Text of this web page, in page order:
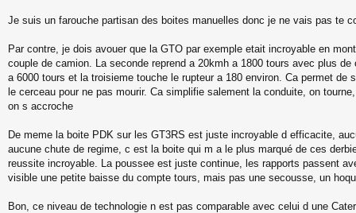
s
g
e
Je suis un farouche partisan des boites manuelles donc je ne vais pas te
Par contre, je dois avouer que la GTO par exemple etait incroyable en
couple de camion. La seconde reprend a 20kmh a 1800 tours avec plus de
a 6000 tours et la troisieme touche le rupteur a 180 environ. Ca permet de
le cerceau pour ne pas mourir. Ca simplifie salement la conduite, on
on s accroche
De meme la boite PDK sur les GT3RS est juste incroyable d efficacite,
aucune chute de regime, c est la boite qui m a le plus marqué de ces
reussite incroyable. La poussee est juste continue, les rapports passent
visible une petite baisse du compte tours, mais pas une secousse, un
Bon, ce niveau de technologie n est pas comparable avec celui d une